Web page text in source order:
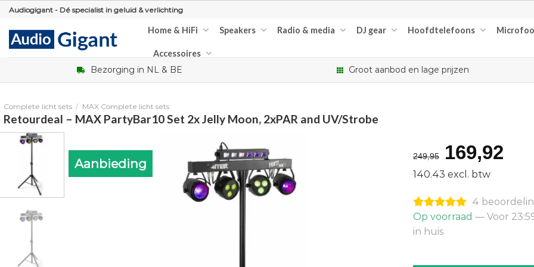
Skip
content
Audiogigant - Dé specialist in geluid & verlichting
Home & HiFi Speakers Radio & media DJ gear Hoofdtelefoons
Accessoires
Bezorging in NL & BE Groot aanbod en lage prijzen
Complete licht sets / MAX Complete licht sets
Retourdeal – MAX PartyBar10 Set 2x Jelly Moon, 2xPAR and UV/Strobe
Aanbieding 249,95
prijs
was:
€249,95.
169,92
is:
140.43 excl. btw
4
Op voorraad — Voor
in huis